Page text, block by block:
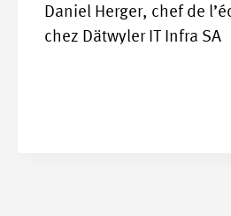
Daniel Herger, chef de
chez Dätwyler IT Infra SA